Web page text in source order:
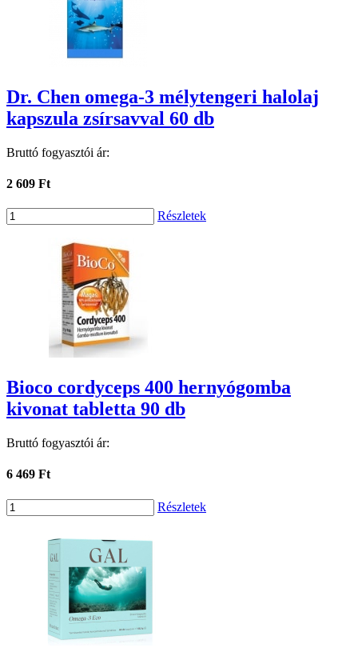
Dr. Chen omega-3 mélytengeri halolaj
kapszula zsírsavval 60 db
Bruttó fogyasztói ár:
2 609 Ft
Részletek
Bioco cordyceps 400 hernyógomba
kivonat tabletta 90 db
Bruttó fogyasztói ár:
6 469 Ft
Részletek